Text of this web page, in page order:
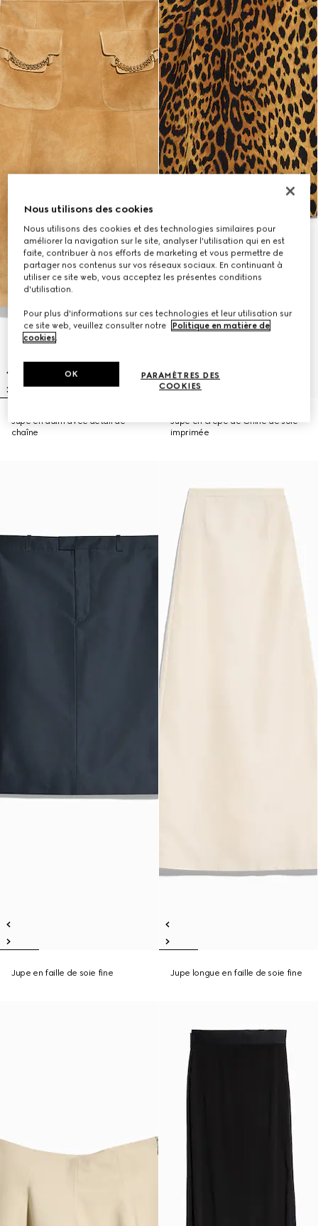
Jupe en daim avec détail de
chaîne
Jupe en crêpe de Chine de soie
imprimée
Jupe en faille de soie fine Jupe longue en faille de soie fine
Nous utilisons des cookies
Nous utilisons des cookies et des technologies similaires pour
améliorer la navigation sur le site, analyser l'utilisation qui en est
faite, contribuer à nos efforts de marketing et vous permettre de
partager nos contenus sur vos réseaux sociaux. En continuant à
utiliser ce site web, vous acceptez les présentes conditions
d'utilisation.
Pour plus d'informations sur ces technologies et leur utilisation sur
ce site web, veuillez consulter notre
Politique en matière de
cookies.
PARAMÈTRES DES
COOKIES
OK